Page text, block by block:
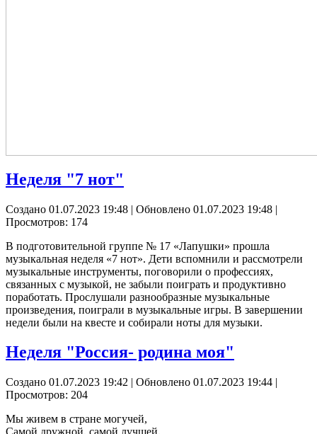
Неделя "7 нот"
Создано 01.07.2023 19:48 | Обновлено 01.07.2023 19:48 |
Просмотров: 174
В подготовительной группе № 17 «Лапушки» прошла
музыкальная неделя «7 нот». Дети вспомнили и рассмотрели
музыкальные инструменты, поговорили о профессиях,
связанных с музыкой, не забыли поиграть и продуктивно
поработать. Прослушали разнообразные музыкальные
произведения, поиграли в музыкальные игры. В завершении
недели были на квесте и собирали ноты для музыки.
Неделя "Россия- родина моя"
Создано 01.07.2023 19:42 | Обновлено 01.07.2023 19:44 |
Просмотров: 204
Мы живем в стране могучей,